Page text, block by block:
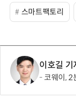
스마트팩토리
이호길 기
코웨이, 2분기